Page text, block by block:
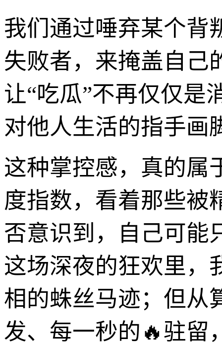
我们通过唾弃某个背
失败者，来掩盖自己
让“吃瓜”不再仅仅是
对他人生活的指手画
这种掌控感，真的属
度指数，看着那些被
否意识到，自己可能
这场深夜的狂欢里，
相的蛛丝马迹；但从
发、每一秒的🔥驻留